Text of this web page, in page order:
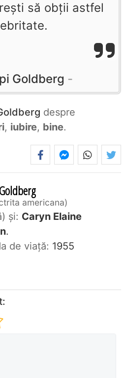
să obţii astfel
Goldberg
despre
, iubire, bine.
americana
și: Caryn Elaine
.
de viaţă: 1955